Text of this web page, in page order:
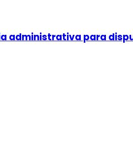
administrativa para